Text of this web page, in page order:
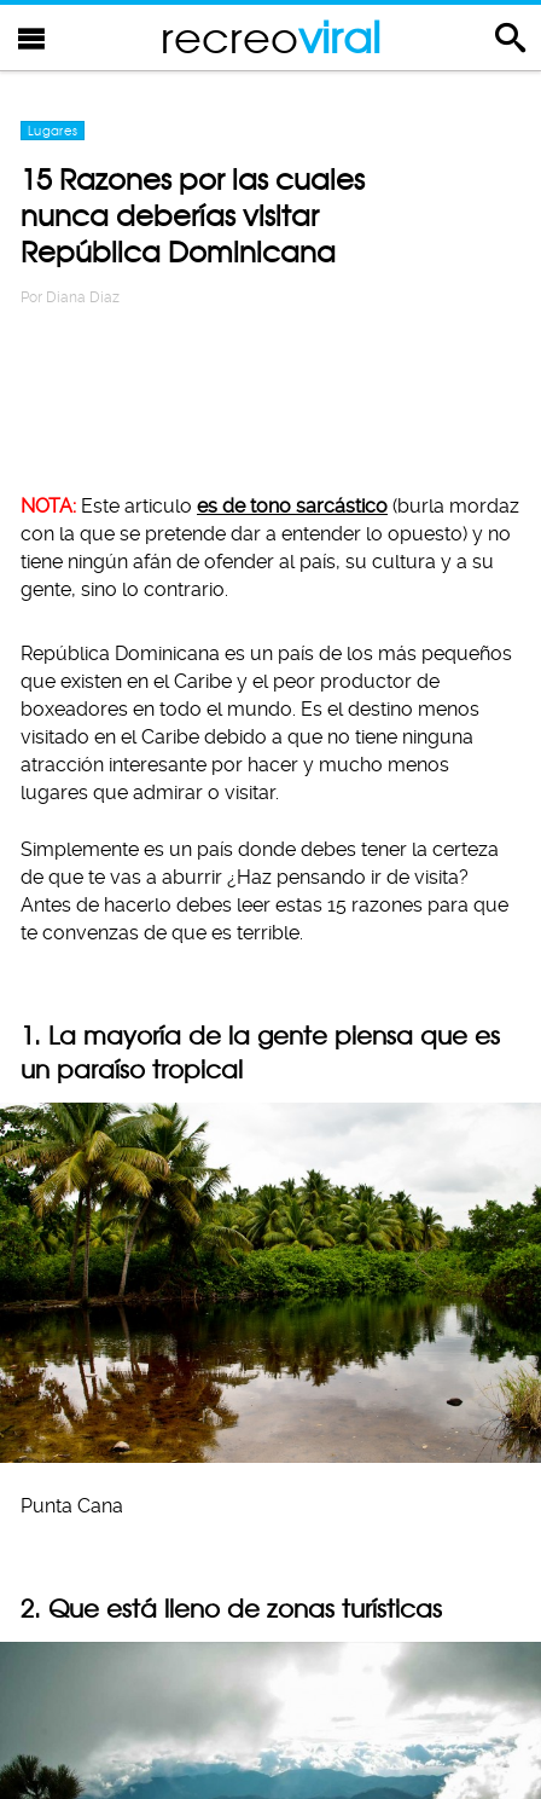
recreoviral
Lugares
15 Razones por las cuales
nunca deberías visitar
República Dominicana
Por Diana Diaz
NOTA: Este articulo es de tono sarcástico (burla mordaz
con la que se pretende dar a entender lo opuesto) y no
tiene ningún afán de ofender al país, su cultura y a su
gente, sino lo contrario.
República Dominicana es un país de los más pequeños
que existen en el Caribe y el peor productor de
boxeadores en todo el mundo. Es el destino menos
visitado en el Caribe debido a que no tiene ninguna
atracción interesante por hacer y mucho menos
lugares que admirar o visitar.
Simplemente es un país donde debes tener la certeza
de que te vas a aburrir ¿Haz pensando ir de visita?
Antes de hacerlo debes leer estas 15 razones para que
te convenzas de que es terrible.
1. La mayoría de la gente piensa que es
un paraíso tropical
Punta Cana
2. Que está lleno de zonas turísticas